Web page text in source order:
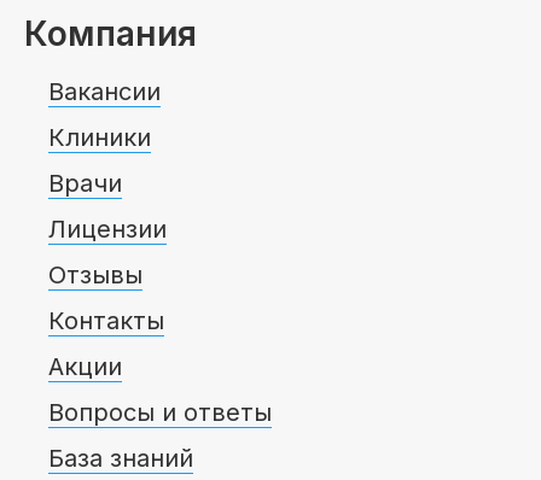
Компания
Вакансии
Клиники
Врачи
Лицензии
Отзывы
Контакты
Акции
Вопросы и ответы
База знаний